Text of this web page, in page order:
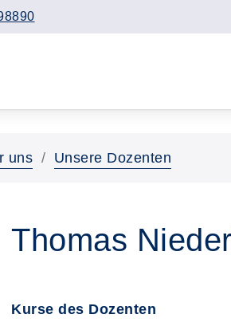
uns Unsere Dozenten
Thomas
Kurse des Dozenten